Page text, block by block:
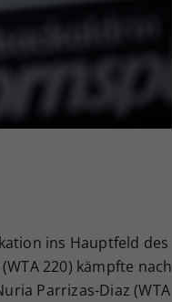
ins Hauptfeld des
220) kämpfte nach
Parrizas-Diaz (WTA
Einstellungen, falls der
dies eingestellt hat.